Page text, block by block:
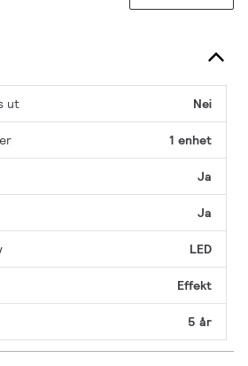
ut Nei
1 enhet
Ja
Ja
LED
Effekt
5 år